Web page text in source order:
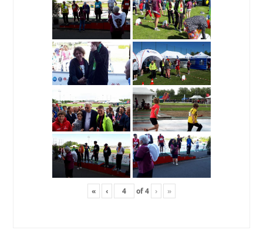
« ‹ of4 › »